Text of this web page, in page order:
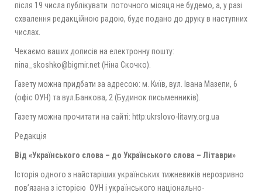
після 19 числа публікувати поточного місяця не будемо, а, у разі
схвалення редакційною радою, буде подано до друку в наступних
числах.
Чекаємо ваших дописів на електронну пошту:
nina_skoshko@bigmir.net (Ніна Скочко).
Газету можна придбати за адресою: м. Київ, вул. Івана Мазепи, 6
(офіс ОУН) та вул.Банкова, 2 (Будинок письменників).
Газету можна прочитати на сайті: http:ukrslovo-litavry.org.ua
Редакція
Від «Українського слова – до Українського слова – Літаври»
Історія одного з найстаріших українських тижневиків нерозривно
пов’язана з історією ОУН і українського національно-